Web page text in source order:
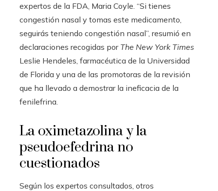
expertos de la FDA, Maria Coyle. “Si tienes
congestión nasal y tomas este medicamento,
seguirás teniendo congestión nasal”, resumió en
declaraciones recogidas por The New York Times
Leslie Hendeles, farmacéutica de la Universidad
de Florida y una de las promotoras de la revisión
que ha llevado a demostrar la ineficacia de la
fenilefrina.
La oximetazolina y la
pseudoefedrina no
cuestionados
Según los expertos consultados, otros